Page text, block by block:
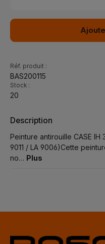
Réf. produit :
BAS200115
Stock :
20
Description
Peinture antirouille CASE IH
9011 / LA 9006)Cette
no… Plus